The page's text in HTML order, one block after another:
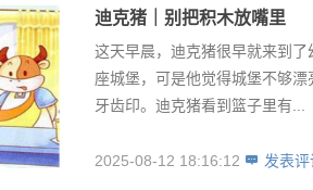
迪克猪｜别把积木放嘴里
这天早晨，迪克猪很早就来到
座城堡，可是他觉得城堡不够
牙齿印。迪克猪看到篮子里有...
2025-08-12 18:16:12 发表评